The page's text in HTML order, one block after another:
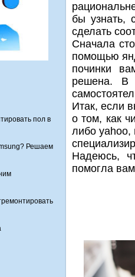
пол в
Решаем
бы узнать,
сделать
Сначала
помощью
починки
решена. В
Итак, если
о том, как
либо yahoo,
Надеюсь,
пοмοгла